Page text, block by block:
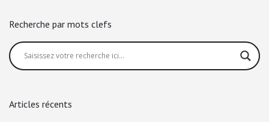
Recherche par mots clefs
Articles récents